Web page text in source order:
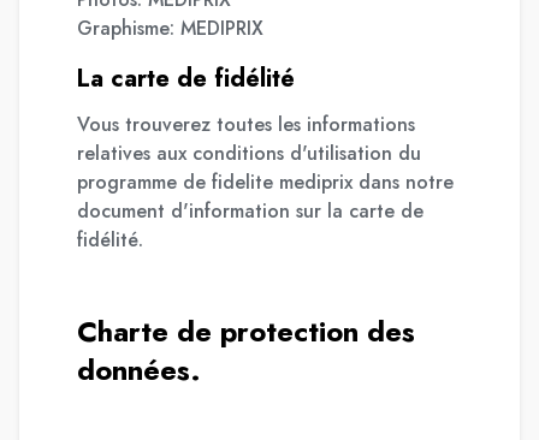
Graphisme: MEDIPRIX
La carte de fidélité
Vous trouverez toutes les informations
relatives aux conditions d'utilisation du
programme de fidelite mediprix dans notre
document d'information sur la carte de
fidélité.
Charte de protection des
données.